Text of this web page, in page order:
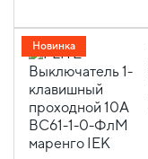
Новинка